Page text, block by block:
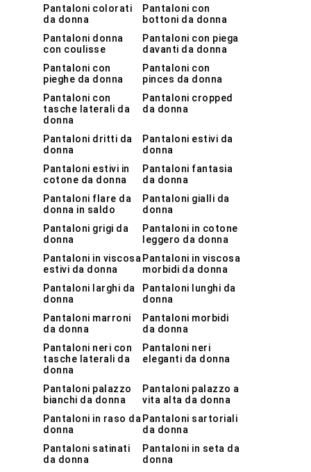
Pantaloni colorati
da donna
Pantaloni con
bottoni da donna
Pantaloni donna
con coulisse
Pantaloni con piega
davanti da donna
Pantaloni con
pieghe da donna
Pantaloni con
pinces da donna
Pantaloni con
tasche laterali da
donna
Pantaloni cropped
da donna
Pantaloni dritti da
donna
Pantaloni estivi da
donna
Pantaloni estivi in
cotone da donna
Pantaloni fantasia
da donna
Pantaloni flare da
donna in saldo
Pantaloni gialli da
donna
Pantaloni grigi da
donna
Pantaloni in cotone
leggero da donna
Pantaloni in viscosa
estivi da donna
Pantaloni in viscosa
morbidi da donna
Pantaloni larghi da
donna
Pantaloni lunghi da
donna
Pantaloni marroni
da donna
Pantaloni morbidi
da donna
Pantaloni neri con
tasche laterali da
donna
Pantaloni neri
eleganti da donna
Pantaloni palazzo
bianchi da donna
Pantaloni palazzo a
vita alta da donna
Pantaloni in raso da
donna
Pantaloni sartoriali
da donna
Pantaloni satinati
da donna
Pantaloni in seta da
donna